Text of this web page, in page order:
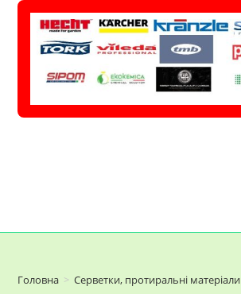
Перейти
Головна > Серветки, протиральні матеріали